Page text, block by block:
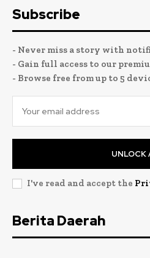
Subscribe
- Never miss a story with
- Gain full access to our
- Browse free from up to 5
UNLOCK
I've read and accept the
Berita Daerah